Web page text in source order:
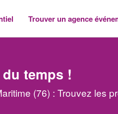
Trouver un agence
temps !
(76) : Trouvez les